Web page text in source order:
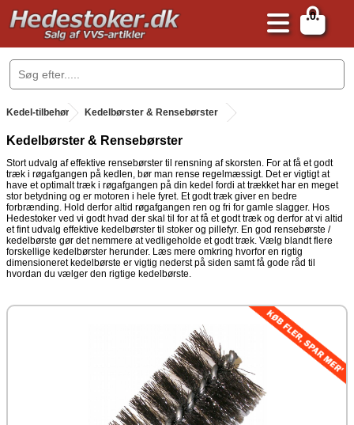
0
.
Kedel-tilbehør . Kedelbørster & Rensebørster
Kedelbørster & Rensebørster
Stort udvalg af effektive rensebørster til rensning af skorsten. For at få et godt
træk i røgafgangen på kedlen, bør man rense regelmæssigt. Det er vigtigt at
have et optimalt træk i røgafgangen på din kedel fordi at trækket har en meget
stor betydning og er motoren i hele fyret. Et godt træk giver en bedre
forbrænding. Hold derfor altid røgafgangen ren og fri for gamle slagger. Hos
Hedestoker ved vi godt hvad der skal til for at få et godt træk og derfor at vi altid
et fint udvalg effektive kedelbørster til stoker og pillefyr. En god rensebørste /
kedelbørste gør det nemmere at vedligeholde et godt træk. Vælg blandt flere
forskellige kedelbørster herunder. Læs mere omkring hvorfor en rigtig
dimensioneret kedelbørste er vigtig nederst på siden samt få gode råd til
hvordan du vælger den rigtige kedelbørste.